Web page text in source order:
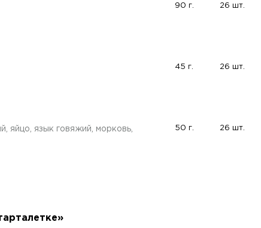
90 г. 26 шт.
45 г. 26 шт.
яйцо, язык говяжий, морковь,
50 г. 26 шт.